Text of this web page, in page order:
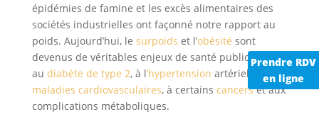
Prendre RDV
en ligne
épidémies de famine et les excès alimentaires des
sociétés industrielles ont façonné notre rapport au
poids. Aujourd’hui, le surpoids et l’obésité sont
devenus de véritables enjeux de santé publique, liés
au diabète de type 2, à l’hypertension artérielle, aux
maladies cardiovasculaires, à certains cancerset aux
complications métaboliques.